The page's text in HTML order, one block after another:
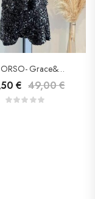
Short ORSO- Grace&Mila
€ 49,00€